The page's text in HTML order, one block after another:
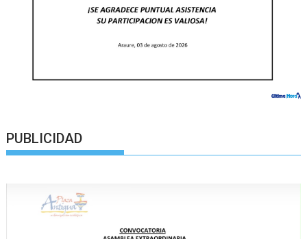
PUBLICIDAD